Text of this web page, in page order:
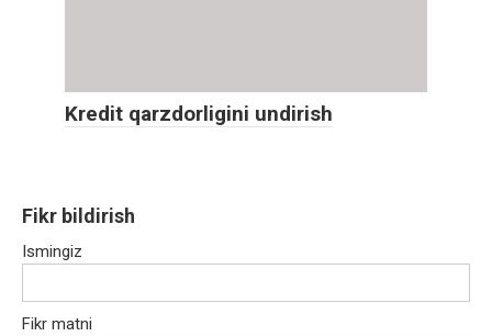
Kredit qarzdorligini undirish
Fikr bildirish
Ismingiz
Fikr matni